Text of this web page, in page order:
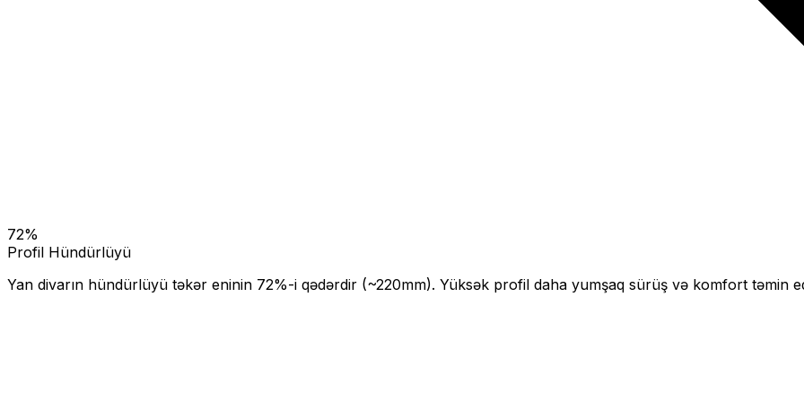
72%
Profil Hündürlüyü
Yan divarın hündürlüyü təkər eninin 72%-i qədərdir (~220mm). Yüksək profil daha yumşaq sürüş və komfort təmin